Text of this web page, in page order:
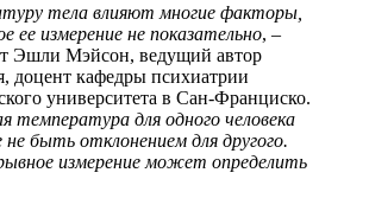
тела влияют многие факторы,
ее измерение не показательно, –
Эшли Мэйсон, ведущий автор
доцент кафедры психиатрии
университета в Сан-Франциско.
температура для одного человека
быть отклонением для другого.
измерение может определить